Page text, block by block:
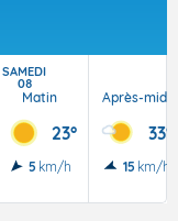
SAMEDI
08
Matin
23°
5 km/h
Après-midi
33°
15 km/h